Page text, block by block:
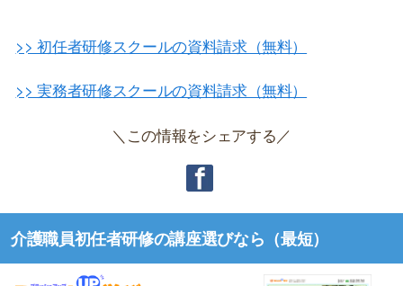
>> 初任者研修スクールの資料請求（無料）
>> 実務者研修スクールの資料請求（無料）
＼この情報をシェアする／
介護職員初任者研修の講座選びなら（最短）